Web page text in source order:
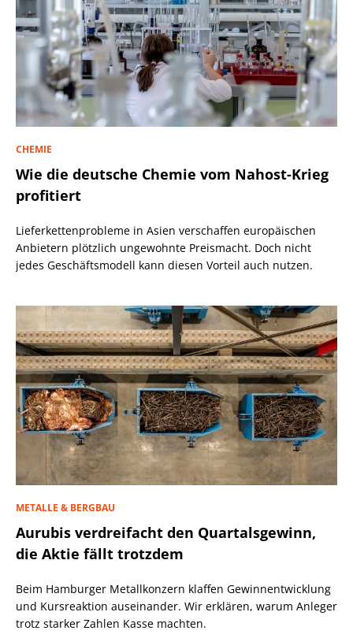
CHEMIE
Wie die deutsche Chemie vom Nahost-Krieg
profitiert
Lieferkettenprobleme in Asien verschaffen europäischen
Anbietern plötzlich ungewohnte Preismacht. Doch nicht
jedes Geschäftsmodell kann diesen Vorteil auch nutzen.
METALLE & BERGBAU
Aurubis verdreifacht den Quartalsgewinn,
die Aktie fällt trotzdem
Beim Hamburger Metallkonzern klaffen Gewinnentwicklung
und Kursreaktion auseinander. Wir erklären, warum Anleger
trotz starker Zahlen Kasse machten.